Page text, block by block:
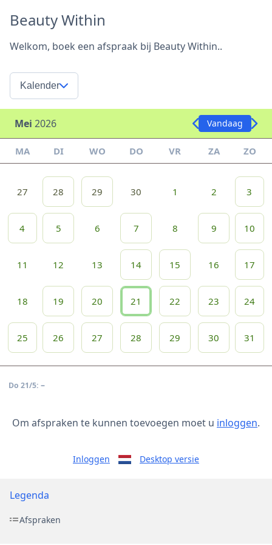
Beauty Within
Welkom, boek een afspraak bij Beauty Within..
Kalender
Mei 2026 Vandaag
MA DI WO DO VR ZA ZO
27 28 29 30 1 2 3
4 5 6 7 8 9 10
11 12 13 14 15 16 17
18 19 20 21 22 23 24
25 26 27 28 29 30 31
Do 21/5: –
Om afspraken te kunnen toevoegen moet u inloggen.
Inloggen Desktop versie
Legenda
Afspraken